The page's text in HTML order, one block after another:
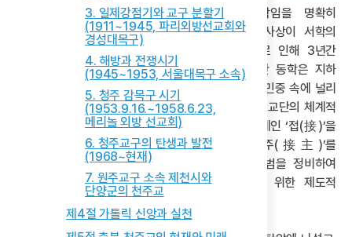
3. 일제강점기와 교구 분할기
(1911~1945, 파리외방선교회와
경성대목구)
4. 해방과 전쟁시기
(1945~1953, 서울대목구 소속)
5. 청주 감목구 시기
(1953.9.16.~1958.6.23,
메리놀 외방 선교회)
6. 청주교구의 탄생과 발전
(1968~현재)
7. 원주교구 소속 제천시와
단양군의 천주교
제4절 가톨릭 신앙과 실천
수운은 자신의 가르침이 서학이 아니라 동학임을 명확히
천명하였다. 그러나 그의 교설 핵심인 ‘시천주’ 사상이 서학의
잔재로 오해받으면서 탄압의 대상이 되었고, 그로 인해 3년간
은둔과 피신의 삶을 이어가야 했다. 이 시기 동안 동학은 지하
신앙의 형태로 명맥을 유지하였으나 그의 가르침이 민중 속에 널리
확산되어 추종자가 급속히 증가하였다. 이에 수운은 교단의 체계적
정비의 필요성을 절감하고, 소규모 신앙 학습 공동체인 ‘접(接)’을
조직하였으며, 각 접을 이끌 중간 지도자인 ‘접주(接主)’를
임명하였다. 아울러 다양한 수행 방법과 의례 규범을 정비하여
동학을 새로운 형태의 신앙공동체로 정착시키기 위한 제도적
기반을 마련하였다.